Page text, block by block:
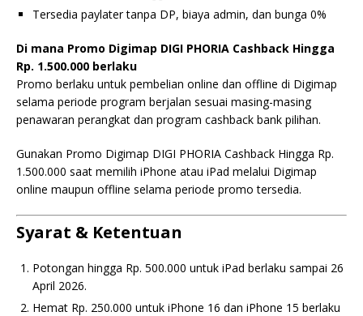
Tersedia paylater tanpa DP, biaya admin, dan bunga 0%
Di mana Promo Digimap DIGI PHORIA Cashback Hingga
Rp. 1.500.000 berlaku
Promo berlaku untuk pembelian online dan offline di Digimap
selama periode program berjalan sesuai masing-masing
penawaran perangkat dan program cashback bank pilihan.
Gunakan Promo Digimap DIGI PHORIA Cashback Hingga Rp.
1.500.000 saat memilih iPhone atau iPad melalui Digimap
online maupun offline selama periode promo tersedia.
Syarat & Ketentuan
Potongan hingga Rp. 500.000 untuk iPad berlaku sampai 26
April 2026.
Hemat Rp. 250.000 untuk iPhone 16 dan iPhone 15 berlaku